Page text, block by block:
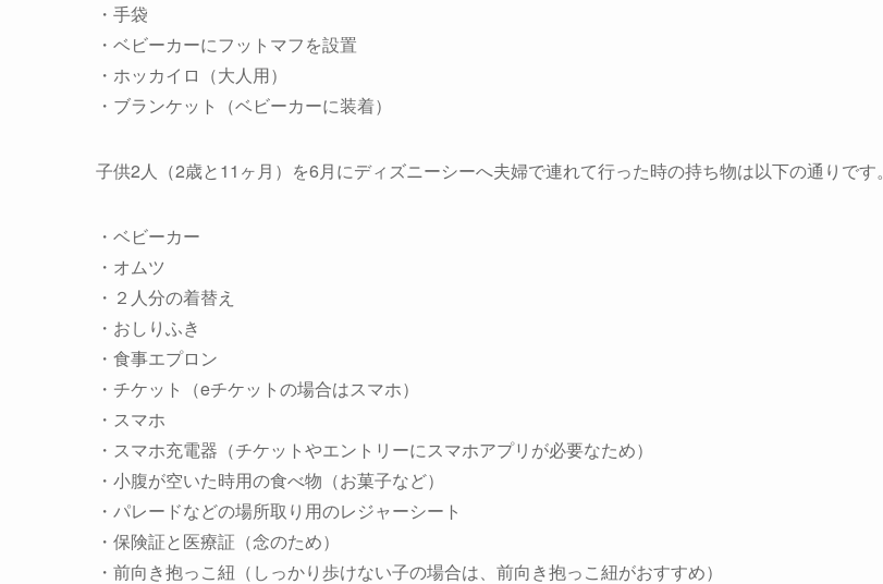
・手袋
・ベビーカーにフットマフを設置
・ホッカイロ（大人用）
・ブランケット（ベビーカーに装着）
子供2人（2歳と11ヶ月）を6月にディズニーシーへ夫婦で連れて行った時の持ち物は以下の通りです。
・ベビーカー
・オムツ
・２人分の着替え
・おしりふき
・食事エプロン
・チケット（eチケットの場合はスマホ）
・スマホ
・スマホ充電器（チケットやエントリーにスマホアプリが必要なため）
・小腹が空いた時用の食べ物（お菓子など）
・パレードなどの場所取り用のレジャーシート
・保険証と医療証（念のため）
・前向き抱っこ紐（しっかり歩けない子の場合は、前向き抱っこ紐がおすすめ）